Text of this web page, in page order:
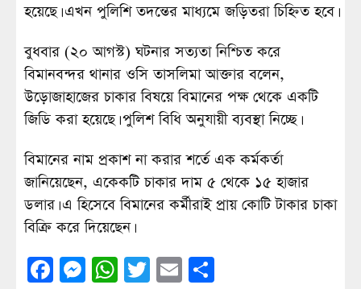
হয়েছে। এখন পুলিশি তদন্তের মাধ্যমে জড়িতরা চিহ্নিত হবে।
বুধবার (২০ আগস্ট) ঘটনার সত্যতা নিশ্চিত করে
বিমানবন্দর থানার ওসি তাসলিমা আক্তার বলেন,
উড়োজাহাজের চাকার বিষয়ে বিমানের পক্ষ থেকে একটি
জিডি করা হয়েছে। পুলিশ বিধি অনুযায়ী ব্যবস্থা নিচ্ছে।
বিমানের নাম প্রকাশ না করার শর্তে এক কর্মকর্তা
জানিয়েছেন, একেকটি চাকার দাম ৫ থেকে ১৫ হাজার
ডলার। এ হিসেবে বিমানের কর্মীরাই প্রায় কোটি টাকার চাকা
বিক্রি করে দিয়েছেন।
Facebook
Messenger
WhatsApp
Twitter
Email